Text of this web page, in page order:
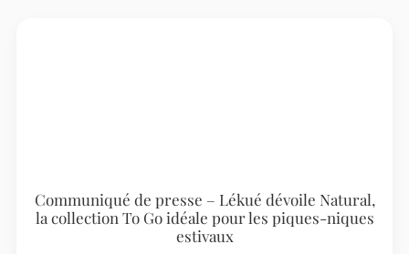
Communiqué de presse – Lékué dévoile Natural,
la collection To Go idéale pour les piques-niques
estivaux